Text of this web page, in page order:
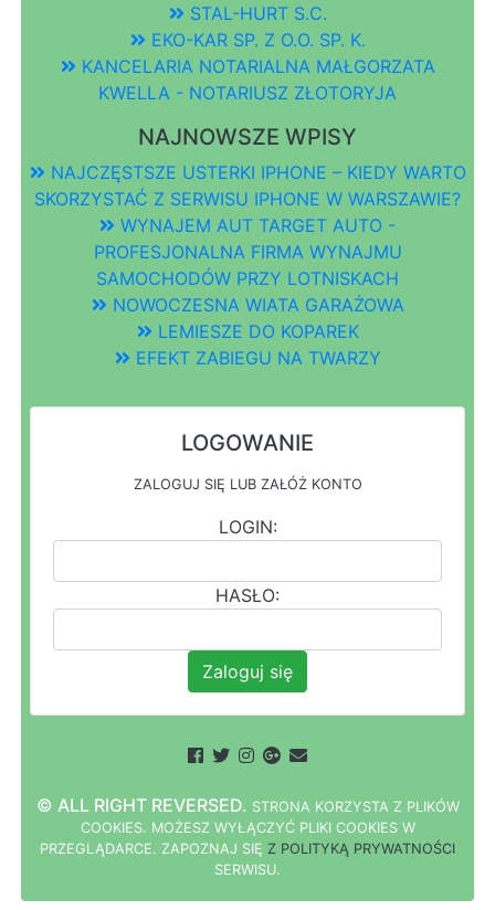
STAL-HURT S.C.
EKO-KAR SP. Z O.O. SP. K.
KANCELARIA NOTARIALNA MAŁGORZATA
KWELLA - NOTARIUSZ ZŁOTORYJA
NAJNOWSZE WPISY
NAJCZĘSTSZE USTERKI IPHONE – KIEDY WARTO
SKORZYSTAĆ Z SERWISU IPHONE W WARSZAWIE?
WYNAJEM AUT TARGET AUTO -
PROFESJONALNA FIRMA WYNAJMU
SAMOCHODÓW PRZY LOTNISKACH
NOWOCZESNA WIATA GARAŻOWA
LEMIESZE DO KOPAREK
EFEKT ZABIEGU NA TWARZY
LOGOWANIE
ZALOGUJ SIĘ LUB ZAŁÓŻ KONTO
LOGIN:
HASŁO:
Zaloguj się
© ALL RIGHT REVERSED. STRONA KORZYSTA Z PLIKÓW
COOKIES. MOŻESZ WYŁ ĄCZYĆ PL IKI COOKIES W
PRZEGLĄDARCE. ZAPOZNAJ SIĘ Z POLITYKĄ PRYWATNOŚCI
SERWISU.